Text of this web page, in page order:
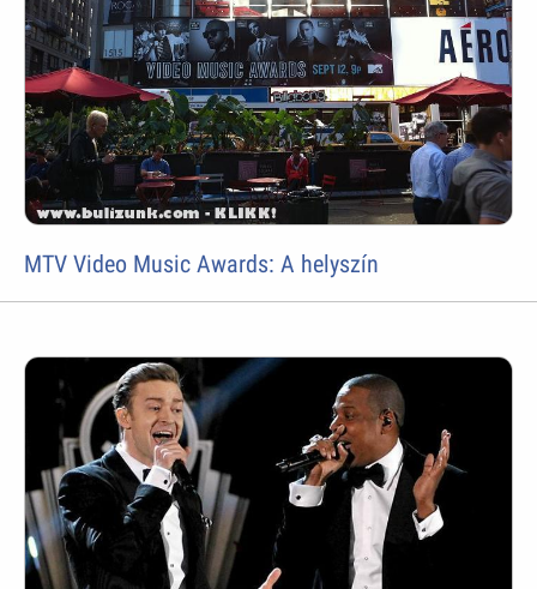
MTV Video Music Awards: A helyszín